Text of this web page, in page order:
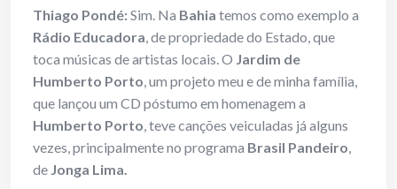
Thiago Pondé:Sim. Na Bahia temos como exemplo a
Rádio Educadora, de propriedade do Estado, que
toca músicas de artistas locais. O Jardim de
Humberto Porto, um projeto meu e de minha família,
que lançou um CD póstumo em homenagem a
Humberto Porto, teve canções veiculadas já alguns
vezes, principalmente no programa Brasil Pandeiro,
de Jonga Lima.